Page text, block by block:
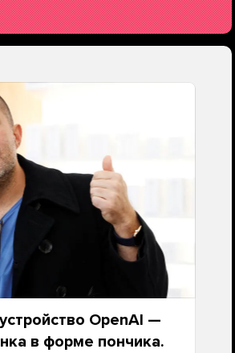
OpenAI —
в форме пончика.